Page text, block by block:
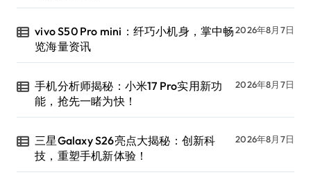
vivo S50 Pro mini：纤巧小机身，掌中畅
览海量资讯
2026年8月7日
手机分析师揭秘：小米17 Pro实用新功
能，抢先一睹为快！
2026年8月7日
三星Galaxy S26亮点大揭秘：创新科
技，重塑手机新体验！
2026年8月7日